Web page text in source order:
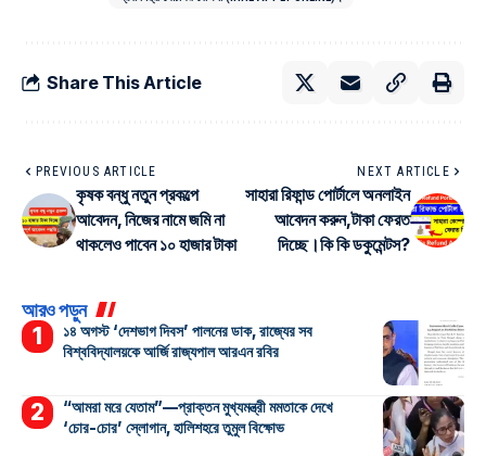
Share This Article
PREVIOUS ARTICLE
কৃষক বন্ধু নতুন প্রকল্পে
আবেদন, নিজের নামে জমি না
থাকলেও পাবেন ১০ হাজার টাকা
NEXT ARTICLE
সাহারা রিফান্ড পোর্টালে অনলাইন
আবেদন করুন,টাকা ফেরত
দিচ্ছে।কি কি ডকুমেন্টস?
আরও পড়ুন
১৪ অগস্ট ‘দেশভাগ দিবস’ পালনের ডাক, রাজ্যের সব
বিশ্ববিদ্যালয়কে আর্জি রাজ্যপাল আরএন রবির
“আমরা মরে যেতাম”—প্রাক্তন মুখ্যমন্ত্রী মমতাকে দেখে
‘চোর-চোর’ স্লোগান, হালিশহরে তুমুল বিক্ষোভ